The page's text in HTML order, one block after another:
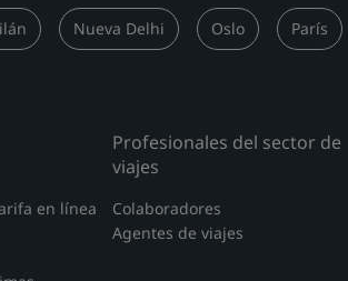
Nueva Delhi Oslo París
en línea
Profesionales del sector de
viajes
Colaboradores
Agentes de viajes